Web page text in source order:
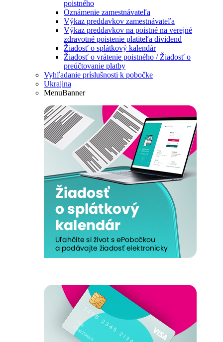
poistného
Oznámenie zamestnávateľa
Výkaz preddavkov zamestnávateľa
Výkaz preddavkov na poistné na verejné
zdravotné poistenie platiteľa dividend
Žiadosť o splátkový kalendár
Žiadosť o vrátenie poistného / Žiadosť o
preúčtovanie platby
Vyhľadanie príslušnosti k pobočke
Ukrajina
MenuBanner